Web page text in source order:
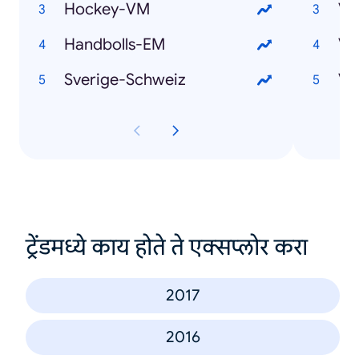
Hockey-VM
Handbolls-EM
Sverige-Schweiz
ट्रेंडमध्ये काय होते ते एक्सप्लोर करा
2017
2016